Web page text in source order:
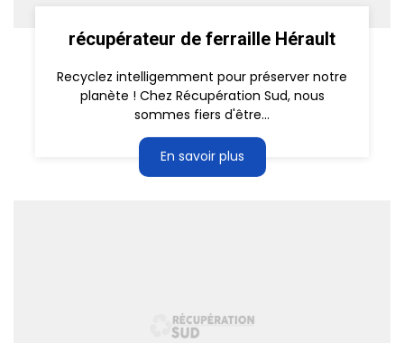
récupérateur de ferraille Hérault
Recyclez intelligemment pour préserver notre
planète ! Chez Récupération Sud, nous
sommes fiers d'être...
En savoir plus